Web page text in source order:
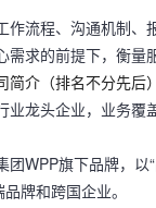
作流程、沟通机制、
需求的前提下，衡量
介（排名不分先后）
业龙头企业，业务
团WPP旗下品牌，
牌和跨国企业。